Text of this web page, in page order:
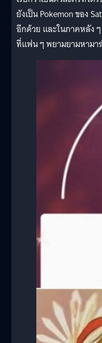
ยังเป็น Pokemon ของ
อีกด้วย และในภาคหลัง
ที่แฟน ๆ พยามยามหามา